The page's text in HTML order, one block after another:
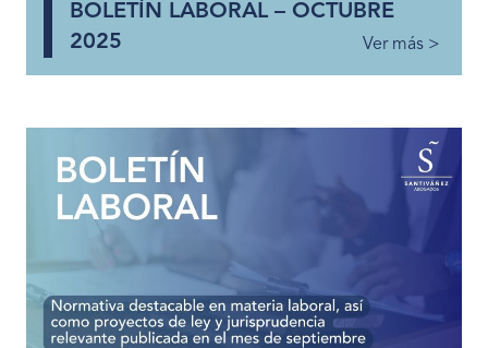
BOLETÍN LABORAL – OCTUBRE
2025
Ver más >